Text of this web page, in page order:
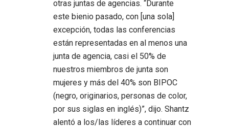
otras juntas de agencias. “Durante
este bienio pasado, con [una sola]
excepción, todas las conferencias
están representadas en al menos una
junta de agencia, casi el 50% de
nuestros miembros de junta son
mujeres y más del 40% son BIPOC
(negro, originarios, personas de color,
por sus siglas en inglés)”, dijo. Shantz
alentó a los/las líderes a continuar con